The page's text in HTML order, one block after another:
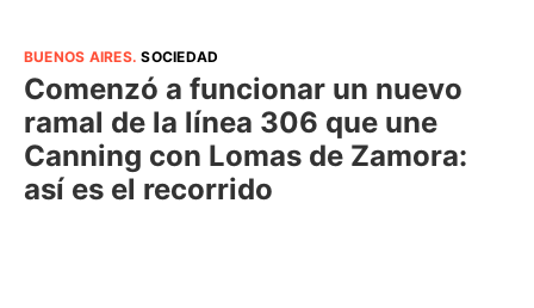
BUENOS AIRES.SOCIEDAD
Comenzó a funcionar un nuevo
ramal de la línea 306 que une
Canning con Lomas de Zamora:
así es el recorrido